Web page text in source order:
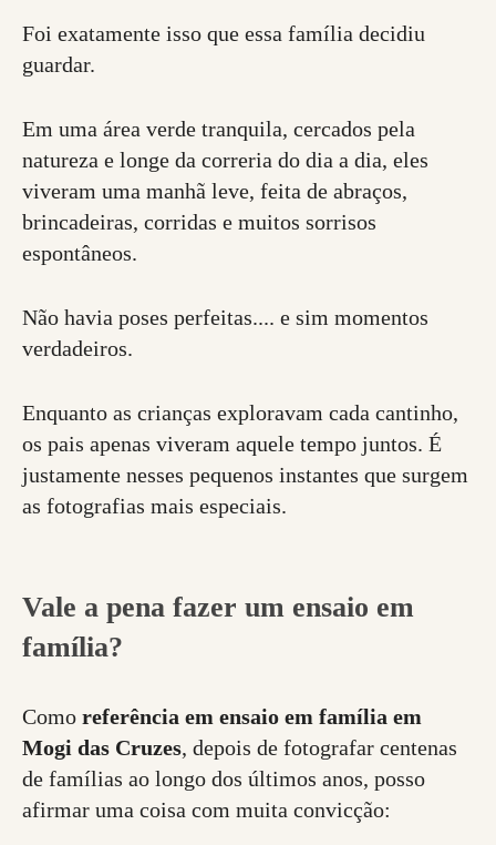
Foi exatamente isso que essa família decidiu
guardar.
Em uma área verde tranquila, cercados pela
natureza e longe da correria do dia a dia, eles
viveram uma manhã leve, feita de abraços,
brincadeiras, corridas e muitos sorrisos
espontâneos.
Não havia poses perfeitas.... e sim momentos
verdadeiros.
Enquanto as crianças exploravam cada cantinho,
os pais apenas viveram aquele tempo juntos. É
justamente nesses pequenos instantes que surgem
as fotografias mais especiais.
Vale a pena fazer um ensaio em
família?
Como referência em ensaio em família em
Mogi das Cruzes, depois de fotografar centenas
de famílias ao longo dos últimos anos, posso
afirmar uma coisa com muita convicção: